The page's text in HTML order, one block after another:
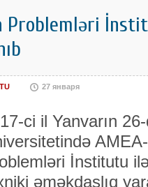
Problemləri
27 января
ci il Yanvarın
İnstitutu
əməkdaşlıq